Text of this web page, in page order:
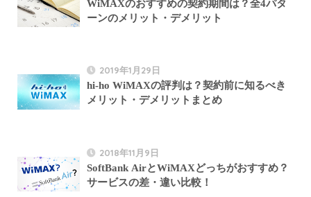
WiMAXのおすすめの契約期間は？全4パタ
ーンのメリット・デメリット
2019年1月29日
hi-ho WiMAXの評判は？契約前に知るべき
メリット・デメリットまとめ
2018年11月9日
SoftBank AirとWiMAXどっちがおすすめ？
サービスの差・違い比較！